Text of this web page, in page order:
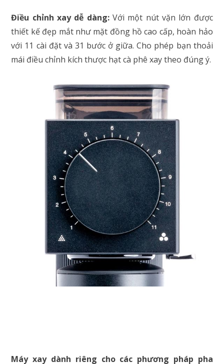
Điều chỉnh xay dễ dàng: Với một nút vặn lớn được
thiết kế đẹp mắt như mặt đồng hồ cao cấp, hoàn hảo
với 11 cài đặt và 31 bước ở giữa. Cho phép bạn thoải
mái điều chỉnh kích thược hạt cà phê xay theo đúng ý.
Máy xay dành riêng cho các phương pháp pha